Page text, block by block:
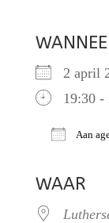
2 april
19:30 -
Aan
WAAR